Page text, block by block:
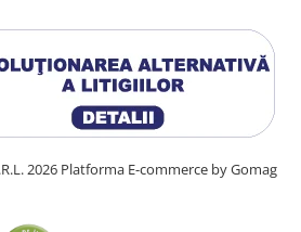
2026 Platforma E-commerce by Gomag